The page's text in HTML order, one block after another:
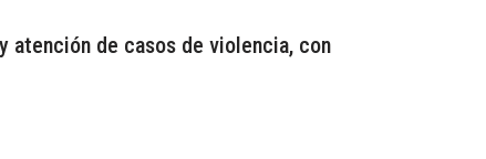
atención de casos de violencia, con